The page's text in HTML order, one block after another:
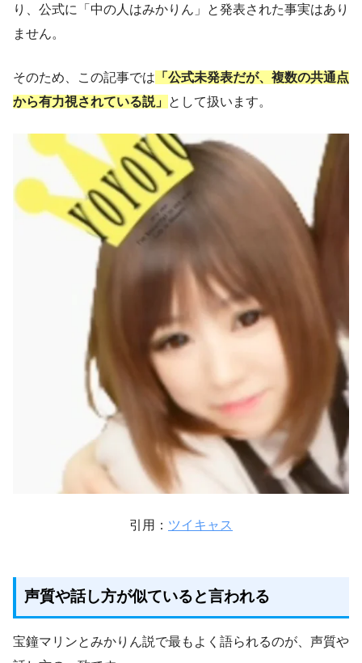
り、公式に「中の人はみかりん」と発表された事実はあり
ません。
そのため、この記事では 「公式未発表だが、複数の共通点
から有力視されている説」 として扱います。
引用： ツイキャス
声質や話し方が似ていると言われる
宝鐘マリンとみかりん説で最もよく語られるのが、声質や